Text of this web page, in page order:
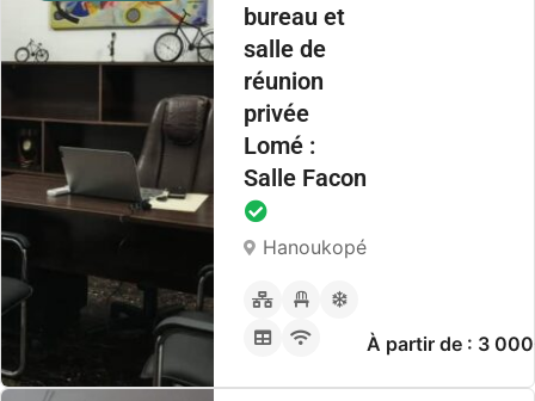
bureau et
salle de
réunion
privée
Lomé :
Salle Facon
Hanoukopé
À partir de : 3